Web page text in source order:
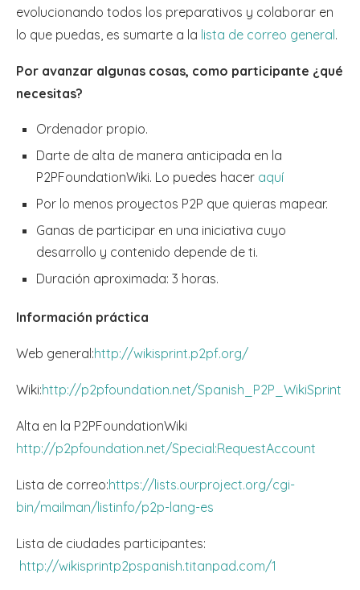
evolucionando todos los preparativos y colaborar en
lo que puedas, es sumarte a la lista de correo general.
Por avanzar algunas cosas, como participante ¿qué
necesitas?
Ordenador propio.
Darte de alta de manera anticipada en la
P2PFoundationWiki. Lo puedes hacer aquí
Por lo menos proyectos P2P que quieras mapear.
Ganas de participar en una iniciativa cuyo
desarrollo y contenido depende de ti.
Duración aproximada: 3 horas.
Información práctica
Web general:http://wikisprint.p2pf.org/
Wiki:http://p2pfoundation.net/Spanish_P2P_WikiSprint
Alta en la P2PFoundationWiki
http://p2pfoundation.net/Special:RequestAccount
Lista de correo:https://lists.ourproject.org/cgi-
bin/mailman/listinfo/p2p-lang-es
Lista de ciudades participantes:
http://wikisprintp2pspanish.titanpad.com/1